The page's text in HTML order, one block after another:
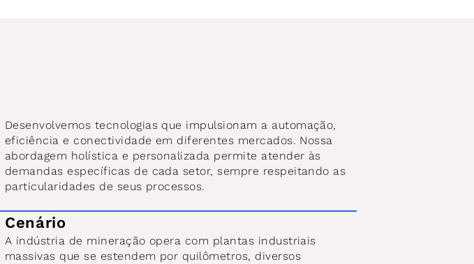
Desenvolvemos tecnologias que impulsionam a automação,
eficiência e conectividade em diferentes mercados. Nossa
abordagem holística e personalizada permite atender às
demandas específicas de cada setor, sempre respeitando as
particularidades de seus processos.
Cenário
A indústria de mineração opera com plantas industriais
massivas que se estendem por quilômetros, diversos